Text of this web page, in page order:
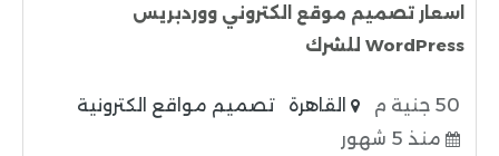
اسعار تصميم موقع الكتروني ووردبريس
WordPress للشرك
50 جنية م القاهرة
تصميم مواقع الكترونية
منذ 5 شهور